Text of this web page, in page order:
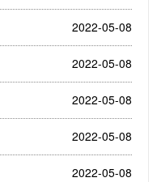
2022-05-08
2022-05-08
2022-05-08
2022-05-08
2022-05-08